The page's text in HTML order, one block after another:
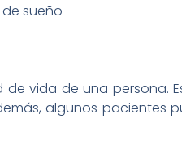
sueño
vida de una persona.
algunos pacientes